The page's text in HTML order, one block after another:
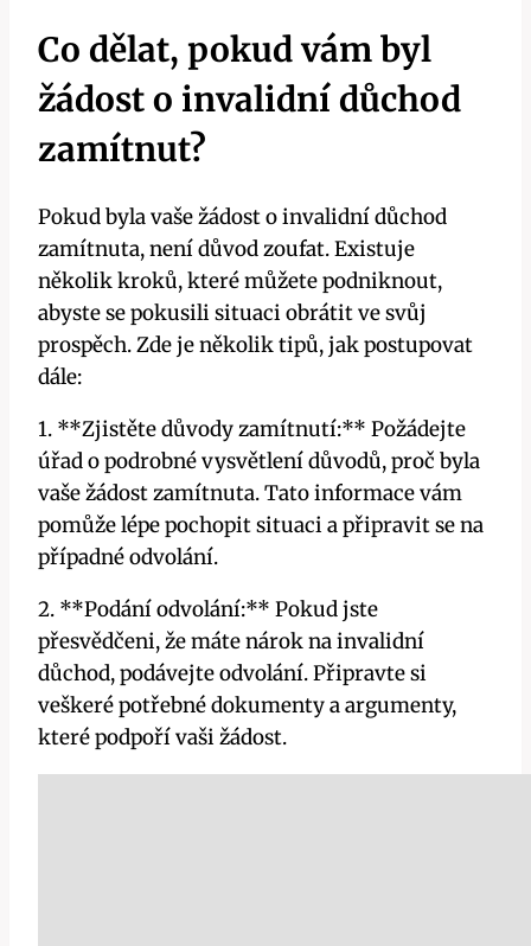
Co dělat, pokud ‍vám ‌byl
žádost o invalidní⁤ důchod⁣
zamítnut?
Pokud byla vaše žádost o invalidní důchod
‌zamítnuta, není důvod zoufat. Existuje
⁤několik kroků, které můžete​ podniknout,
abyste​ se pokusili ⁤situaci obrátit ve svůj⁢
prospěch. Zde je několik‌ tipů, jak ‌postupovat
⁣dále:
1. **Zjistěte důvody zamítnutí:** ⁣Požádejte
úřad o podrobné vysvětlení ‌důvodů, proč ‌byla
⁤vaše žádost zamítnuta. Tato informace vám⁣
pomůže⁢ lépe‍ pochopit situaci ‍a‍ připravit ⁣se na
případné odvolání.
2.⁣ **Podání odvolání:** Pokud jste
přesvědčeni,⁤ že máte ‍nárok na invalidní
důchod, podávejte odvolání. Připravte ⁢si⁤
veškeré potřebné‍ dokumenty ‌a argumenty,
které podpoří vaši ⁤žádost.